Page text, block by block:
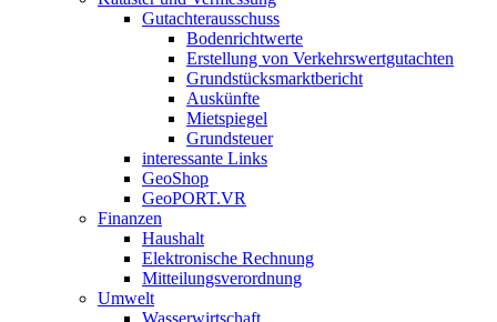
Gutachterausschuss
Bodenrichtwerte
Erstellung von Verkehrswertgutachten
Grundstücksmarktbericht
Auskünfte
Mietspiegel
Grundsteuer
interessante Links
GeoShop
GeoPORT.VR
Finanzen
Haushalt
Elektronische Rechnung
Mitteilungsverordnung
Umwelt
Wasserwirtschaft